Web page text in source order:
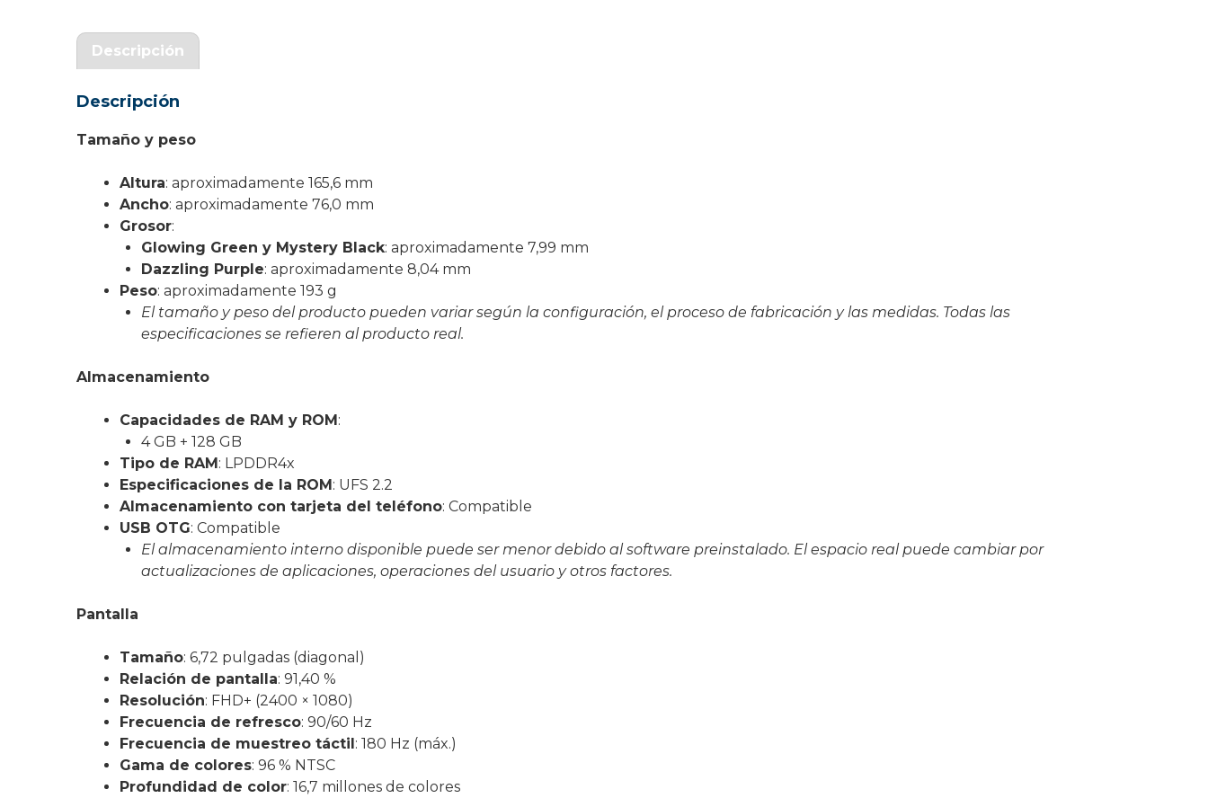
Descripción
Descripción
Tamaño y peso
Altura: aproximadamente 165,6 mm
Ancho: aproximadamente 76,0 mm
Grosor:
Glowing Green y Mystery Black: aproximadamente 7,99 mm
Dazzling Purple: aproximadamente 8,04 mm
Peso: aproximadamente 193 g
El tamaño y peso del producto pueden variar según la configuración, el proceso de fabricación y las medidas. Todas las
especificaciones se refieren al producto real.
Almacenamiento
Capacidades de RAM y ROM:
4 GB + 128 GB
Tipo de RAM: LPDDR4x
Especificaciones de la ROM: UFS 2.2
Almacenamiento con tarjeta del teléfono: Compatible
USB OTG: Compatible
El almacenamiento interno disponible puede ser menor debido al software preinstalado. El espacio real puede cambiar por
actualizaciones de aplicaciones, operaciones del usuario y otros factores.
Pantalla
Tamaño: 6,72 pulgadas (diagonal)
Relación de pantalla: 91,40 %
Resolución: FHD+ (2400 × 1080)
Frecuencia de refresco: 90/60 Hz
Frecuencia de muestreo táctil: 180 Hz (máx.)
Gama de colores: 96 % NTSC
Profundidad de color: 16,7 millones de colores
Garantía Zaraphone